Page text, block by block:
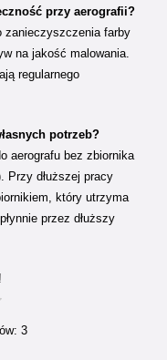
przy aerografii?
zanieczyszczenia farby
na jakość malowania.
regularnego
potrzeb?
aerografu bez zbiornika
Przy dłuższej pracy
który utrzyma
przez dłuższy
3